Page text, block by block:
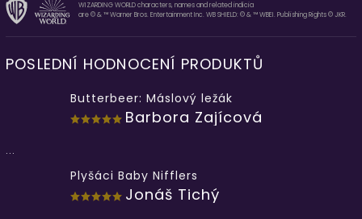
WIZARDING WORLD characters, names and related indicia
are © & ™ Warner Bros. Entertainment Inc. WB SHIELD: © & ™ WBEI. Publishing Rights © JKR.
POSLEDNÍ HODNOCENÍ PRODUKTŮ
Butterbeer: Máslový ležák
Barbora Zajícová
...
Plyšáci Baby Nifflers
Jonáš Tichý